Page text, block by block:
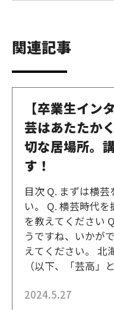
関連記事
【卒業生イン
芸はあたたか
切な居場所。
す！
目次 Q. まずは横
い。 Q. 横芸時代
を教えてください
うですね、いかが
えてください。 北
（以下、「芸高」
キャンパス（通称
2024.5.27